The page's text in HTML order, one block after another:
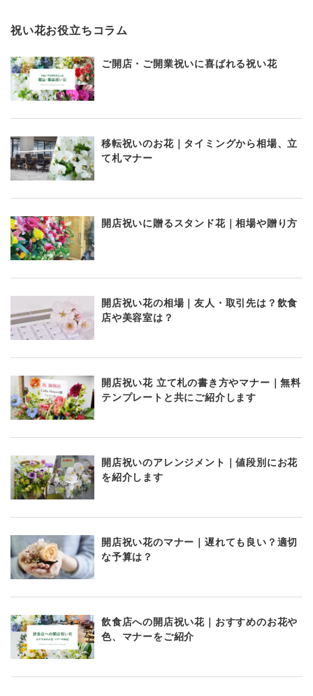
祝い花お役立ちコラム
ご開店・ご開業祝いに喜ばれる祝い花
移転祝いのお花｜タイミングから相場、立
て札マナー
開店祝いに贈るスタンド花｜相場や贈り方
開店祝い花の相場｜友人・取引先は？飲食
店や美容室は？
開店祝い花 立て札の書き方やマナー｜無料
テンプレートと共にご紹介します
開店祝いのアレンジメント｜値段別にお花
を紹介します
開店祝い花のマナー｜遅れても良い？適切
な予算は？
飲食店への開店祝い花｜おすすめのお花や
色、マナーをご紹介